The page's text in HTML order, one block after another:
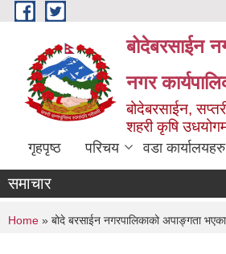
Skip to main content
बोदेबरसाईन
नगर
बोदेबरसाईन,
शहरी कृषि
गृहपृष्ठ परिचय वडा कार्यालयहरु
समाचार
You are here
Home » बोदे बरसाईन नगरपालिकाको अपाङ्गता